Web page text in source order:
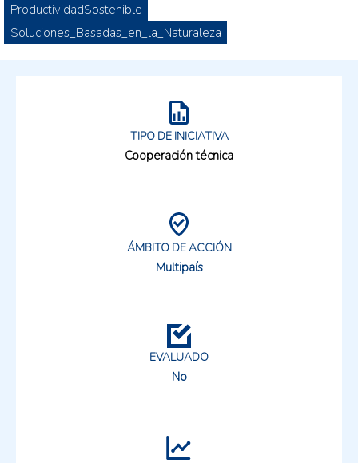
ProductividadSostenible
Soluciones_Basadas_en_la_Naturaleza
TIPO DE INICIATIVA
Cooperación técnica
ÁMBITO DE ACCIÓN
Multipaís
EVALUADO
No